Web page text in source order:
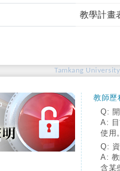
教學計畫
Tamkang
教師歷
Q:
A: 目
使用。
Q:
A: 教
含某